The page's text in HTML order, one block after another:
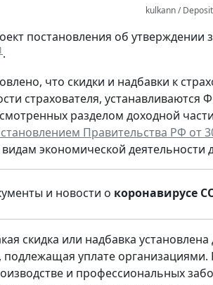
kulkann /
постановления об
.
что скидки и надбавки к
страхователя,
разделом доходной
Правительства РФ от
экономической
и новости о коронавирусе
скидка или надбавка
подлежащая уплате
и профессиональных